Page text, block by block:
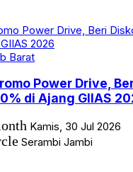
Barat
Power Drive,
di Ajang GIIAS
Kamis, 30 Jul 2026
Serambi Jambi